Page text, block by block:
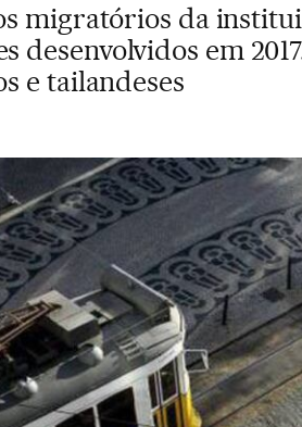
migratórios da
desenvolvidos em
e tailandeses